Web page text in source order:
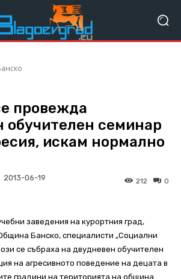
провежда
обучителен семинар
искам нормално
2013-06-19 0
212
заведения на курортния град,
Банско, специалисти „Социални
се събраха на двудневен обучителен
на агресивното поведение на децата в
градини на територията на община